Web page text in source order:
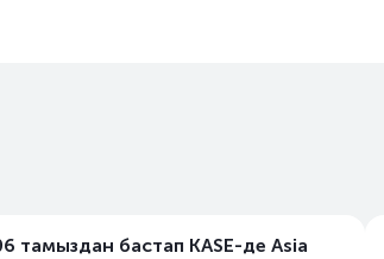
тамыздан бастап KASE-де Asia